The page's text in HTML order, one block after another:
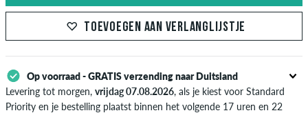
TOEVOEGEN AAN VERLANGLIJSTJE
Op voorraad - GRATIS verzending naar Duitsland
Levering tot morgen, vrijdag 07.08.2026, als je kiest voor Standard
Priority en je bestelling plaatst binnen het volgende 17 uren en 22